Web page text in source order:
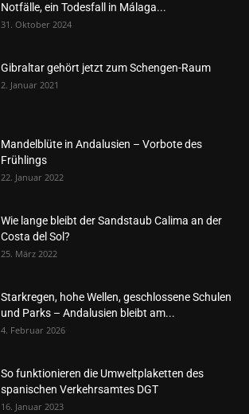
Notfälle, ein Todesfall in Málaga...
31. Oktober 2024
Gibraltar gehört jetzt zum Schengen-Raum
2. Januar 2021
Mandelblüte in Andalusien – Vorbote des
Frühlings
22. Januar 2022
Wie lange bleibt der Sandstaub Calima an der
Costa del Sol?
25. März 2022
Starkregen, hohe Wellen, geschlossene Schulen
und Parks – Andalusien bleibt am...
4. Februar 2026
So funktionieren die Umweltplaketten des
spanischen Verkehrsamtes DGT
16. Januar 2023